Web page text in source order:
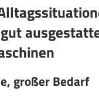
großer Bedarf